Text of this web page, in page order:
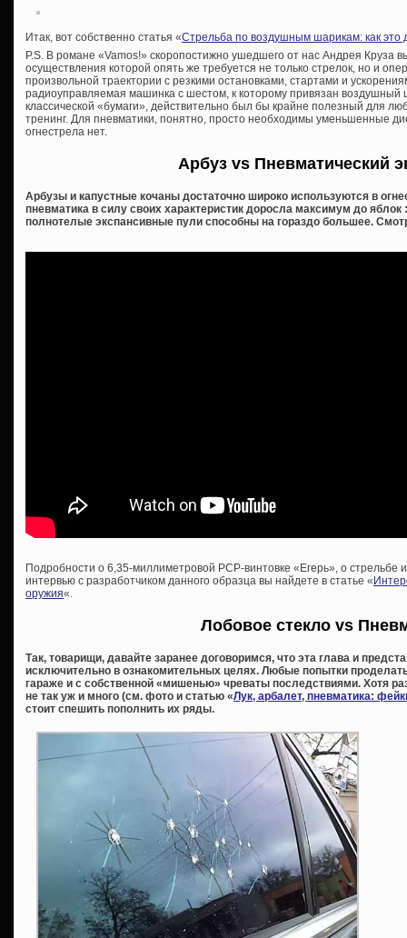
Итак, вот собственно статья «Стрельба по воздушным шарикам: как это
P.S. В романе «Vamos!» скоропостижно ушедшего от нас Андрея Круза
осуществления которой опять же требуется не только стрелок, но и
произвольной траектории с резкими остановками, стартами и
радиоуправляемая машинка с шестом, к которому привязан воздушный
классической «бумаги», действительно был бы крайне полезный для
тренинг. Для пневматики, понятно, просто необходимы уменьшенные
огнестрела нет.
Арбуз vs Пневматический
Арбузы и капустные кочаны достаточно широко используются в
пневматика в силу своих характеристик доросла максимум до
полнотелые экспансивные пули способны на гораздо большее.
Подробности о 6,35-миллиметровой PCP-винтовке «Егерь», о стрельбе
интервью с разработчиком данного образца вы найдете в статье «
оружия«.
Лобовое стекло vs
Так, товарищи, давайте заранее договоримся, что эта глава и
исключительно в ознакомительных целях. Любые попытки
гараже и с собственной «мишенью» чреваты последствиями. Хотя
не так уж и много (см. фото и статью «Лук, арбалет, пневматика:
стоит спешить пополнить их ряды.